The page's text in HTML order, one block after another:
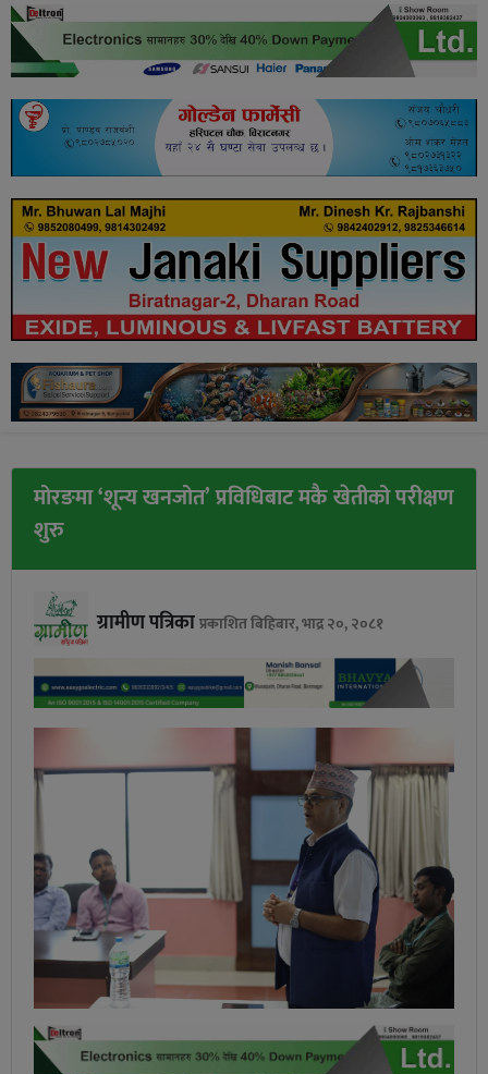
मोरङमा ‘शून्य खनजोत’ प्रविधिबाट मकै खेतीको परीक्षण
शुरु
ग्रामीण पत्रिकाप्रकाशित बिहिबार, भाद्र २०, २०८१